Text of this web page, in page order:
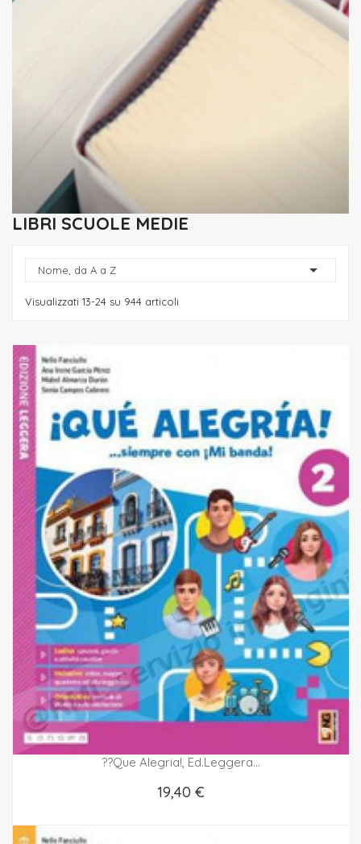
LIBRI SCUOLE MEDIE
Nome, da A a Z 
Visualizzati 13-24 su 944 articoli
??que Alegria!, Ed.leggera...
19,40 €